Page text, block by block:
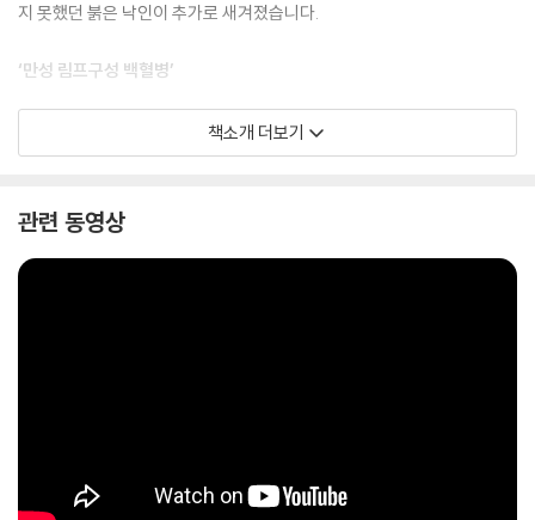
지 못했던 붉은 낙인이 추가로 새겨졌습니다.
‘만성 림프구성 백혈병’
로즈 할머니와 그녀의 가족 모두에게 ‘불안과 공포’라는 낯선 손님이 도둑
처럼 찾아왔습니다. 저도 놀라움과 슬픔에서 벗어날 수 없었습니다. 왜냐
내과 전문의임에도 불구하고, 암과의 전투를 위해 처음부터 다시 공부하고
책소개 더보기
관련 동영상